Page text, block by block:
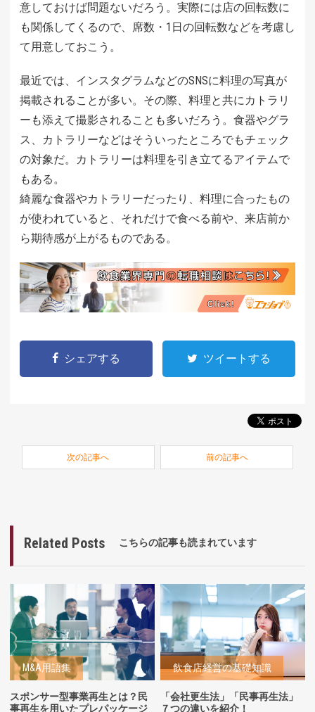
意しておけば問題ないだろう。実際には店の回転数に
も関係してくるので、席数・1日の回転数などを考慮し
て用意しておこう。
最近では、インスタグラムなどのSNSに料理の写真が
掲載されることが多い。その際、料理と共にカトラリ
ーも添えて撮影されることも多いだろう。食器やグラ
ス、カトラリーなどはそういったところでもチェック
の対象だ。カトラリーは料理を引き立てるアイテムで
もある。
綺麗な食器やカトラリーだったり、料理に合ったもの
が使われていると、それだけで食べる前や、来店前か
ら期待感が上がるものである。
シェアする ツイートする
次の記事へ 前の記事へ
Related Posts こちらの記事も読まれています
M&A用語集
スポンサー型事業再生とは？民
事再生を用いたプレパッケージ
飲食店経営の基礎知識
「会社更生法」「民事再生法」
７つの違いを紹介！